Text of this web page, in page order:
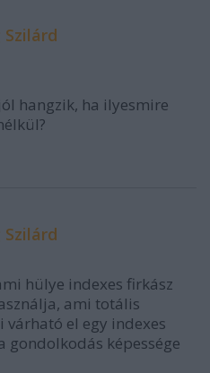
hangzik, ha ilyesmire
hülye indexes firkász
ami totális
várható el egy indexes
képessége